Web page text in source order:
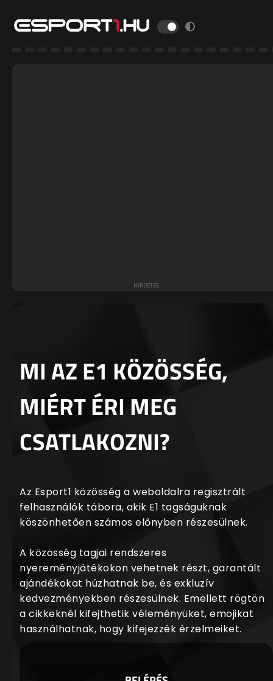
MI AZ E1 KÖZÖSSÉG,
MIÉRT ÉRI MEG
CSATLAKOZNI?
Az Esport1 közösség a weboldalra regisztrált
felhasználók tábora, akik E1 tagságuknak
köszönhetően számos előnyben részesülnek.
A közösség tagjai rendszeres
nyereményjátékokon vehetnek részt, garantált
ajándékokat húzhatnak be, és exkluzív
kedvezményekben részesülnek. Emellett rögtön
a cikkeknél kifejthetik véleményüket, emojikat
használhatnak, hogy kifejezzék érzelmeiket.